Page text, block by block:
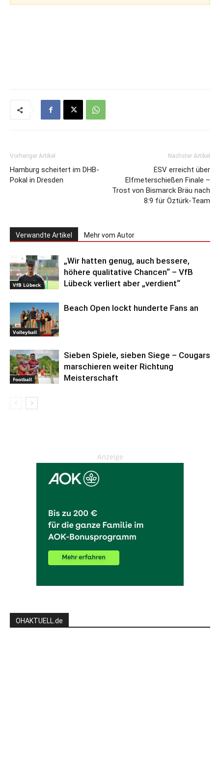
Vorheriger Artikel
Hamburg scheitert im DHB-
Pokal in Dresden
Nächster Artikel
ESV erreicht über
Elfmeterschießen Finale –
Trost von Bismarck Bräu nach
8:9 für Öztürk-Team
Verwandte Artikel Mehr vom Autor
VfB Lübeck
„Wir hatten genug, auch bessere,
höhere qualitative Chancen“ – VfB
Lübeck verliert aber „verdient“
Volleyball
Beach Open lockt hunderte Fans an
Football
Sieben Spiele, sieben Siege – Cougars
marschieren weiter Richtung
Meisterschaft
Anzeige
OHAKTUELL.de